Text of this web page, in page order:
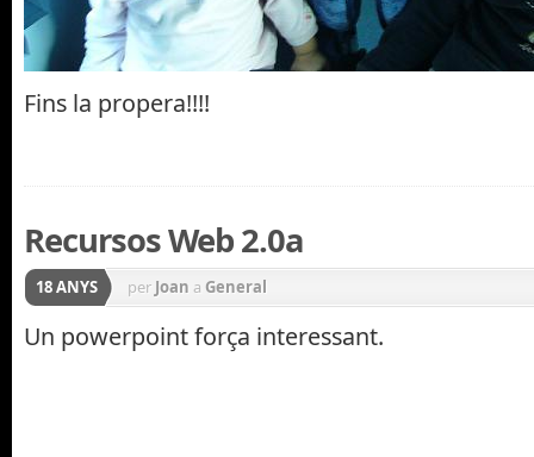
Fins la propera!!!!
Recursos Web 2.0a
18 ANYS per Joan a General
Un powerpoint força interessant.